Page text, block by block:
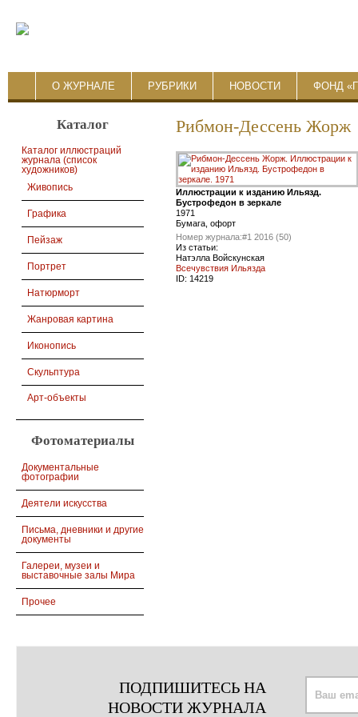
О ЖУРНАЛЕ РУБРИКИ НОВОСТИ ФОНД
Каталог
Каталог иллюстраций
журнала (список
художников)
Живопись
Графика
Пейзаж
Портрет
Натюрморт
Жанровая картина
Иконопись
Скульптура
Арт-объекты
Фотоматериалы
Документальные
фотографии
Деятели искусства
Письма, дневники и другие
документы
Галереи, музеи и
выставочные залы Мира
Прочее
Рибмон-Дессень Жорж
Иллюстрации к изданию Ильязд.
Бустрофедон в зеркале
1971
Бумага, офорт
Номер журнала:#1 2016 (50)
Из статьи:
Натэлла Войскунская
Всечувствия Ильязда
ID: 14219
ПОДПИШИТЕСЬ НА
НОВОСТИ ЖУРНАЛА